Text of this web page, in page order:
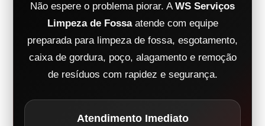
Não espere o problema piorar. A WS Serviços
Limpeza de Fossaatende com equipe
preparada para limpeza de fossa, esgotamento,
caixa de gordura, poço, alagamento e remoção
de resíduos com rapidez e segurança.
Atendimento Imediato